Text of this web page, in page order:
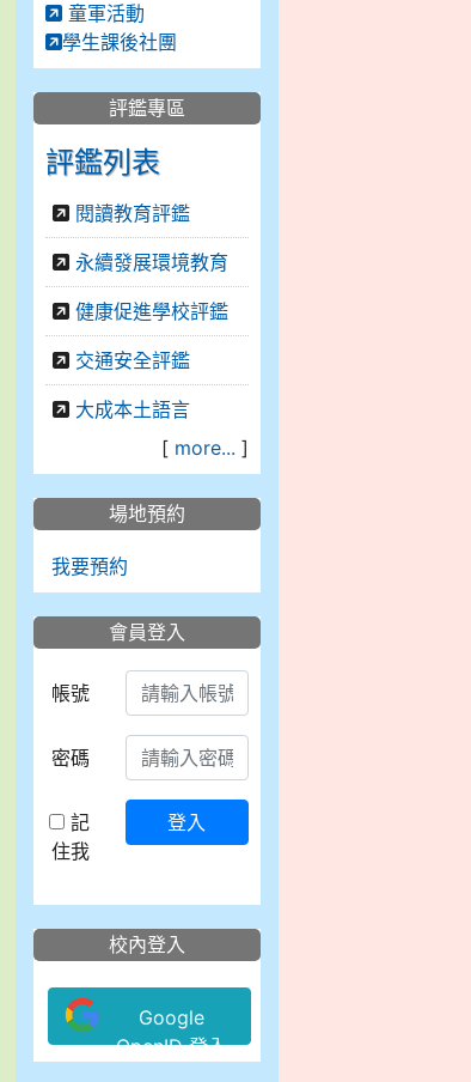
童軍活動
學生課後社團
評鑑專區
評鑑列表
閱讀教育評鑑
永續發展環境教育
健康促進學校評鑑
交通安全評鑑
大成本土語言
[ more... ]
場地預約
我要預約
會員登入
帳號
密碼
記
住我
登入
校內登入
Google
OpenID 登入